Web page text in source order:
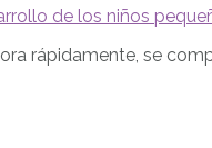
de los niños
rápidamente, se